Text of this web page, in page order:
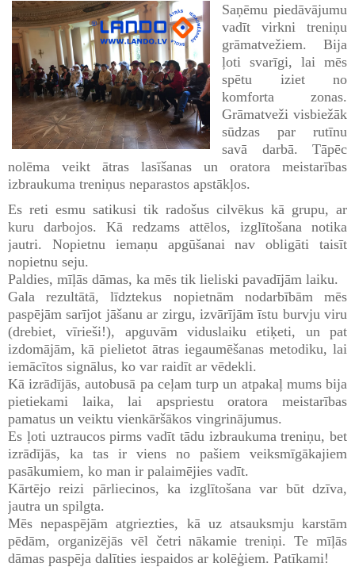
Saņēmu piedāvājumu
vadīt virkni treniņu
grāmatvežiem. Bija
ļoti svarīgi, lai mēs
spētu iziet no
komforta zonas.
Grāmatveži visbiežāk
sūdzas par rutīnu
savā darbā. Tāpēc
nolēma veikt ātras lasīšanas un oratora meistarības
izbraukuma treniņus neparastos apstākļos.
Es reti esmu satikusi tik radošus cilvēkus kā grupu, ar
kuru darbojos. Kā redzams attēlos, izglītošana notika
jautri. Nopietnu iemaņu apgūšanai nav obligāti taisīt
nopietnu seju.
Paldies, mīļās dāmas, ka mēs tik lieliski pavadījām laiku.
Gala rezultātā, līdztekus nopietnām nodarbībām mēs
paspējām sarījot jāšanu ar zirgu, izvārījām īstu burvju viru
(drebiet, vīrieši!), apguvām viduslaiku etiķeti, un pat
izdomājām, kā pielietot ātras iegaumēšanas metodiku, lai
iemācītos signālus, ko var raidīt ar vēdekli.
Kā izrādījās, autobusā pa ceļam turp un atpakaļ mums bija
pietiekami laika, lai apspriestu oratora meistarības
pamatus un veiktu vienkāršākos vingrinājumus.
Es ļoti uztraucos pirms vadīt tādu izbraukuma treniņu, bet
izrādījās, ka tas ir viens no pašiem veiksmīgākajiem
pasākumiem, ko man ir palaimējies vadīt.
Kārtējo reizi pārliecinos, ka izglītošana var būt dzīva,
jautra un spilgta.
Mēs nepaspējām atgriezties, kā uz atsauksmju karstām
pēdām, organizējās vēl četri nākamie treniņi. Te mīļās
dāmas paspēja dalīties iespaidos ar kolēģiem. Patīkami!